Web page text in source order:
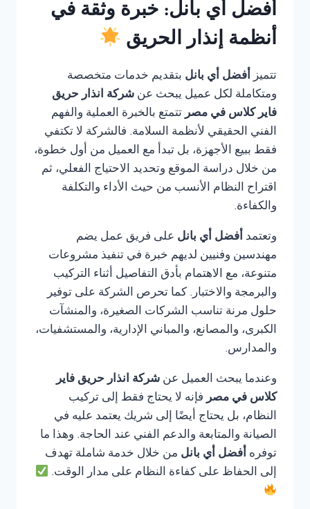
أفضل أي بانل: خبرة وثقة في
أنظمة إنذار الحريق
تتميز أفضل أي بانل بتقديم خدمات متخصصة
ومتكاملة لكل عميل يبحث عن شركة انذار حريق
فاير كلاس في مصر تتمتع بالخبرة العملية والفهم
الفني الحقيقي لأنظمة السلامة. فالشركة لا تكتفي
فقط ببيع الأجهزة، بل تبدأ مع العميل من أول خطوة،
من خلال دراسة الموقع وتحديد الاحتياج الفعلي، ثم
اقتراح النظام الأنسب من حيث الأداء والتكلفة
والكفاءة.
وتعتمد أفضل أي بانل على فريق عمل يضم
مهندسين وفنيين لديهم خبرة في تنفيذ مشروعات
متنوعة، مع الاهتمام بأدق التفاصيل أثناء التركيب
والبرمجة والاختبار. كما تحرص الشركة على توفير
حلول مرنة تناسب الشركات الصغيرة، والمنشآت
الكبرى، والمصانع، والمباني الإدارية، والمستشفيات،
والمدارس.
وعندما يبحث العميل عن شركة انذار حريق فاير
كلاس في مصر فإنه لا يحتاج فقط إلى تركيب
النظام، بل يحتاج أيضًا إلى شريك يعتمد عليه في
الصيانة والمتابعة والدعم الفني عند الحاجة. وهذا ما
توفره أفضل أي بانل من خلال خدمة شاملة تهدف
إلى الحفاظ على كفاءة النظام على مدار الوقت.